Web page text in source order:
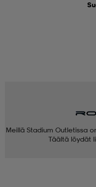
Meillä Stadium Outletissa
Täältä löydät